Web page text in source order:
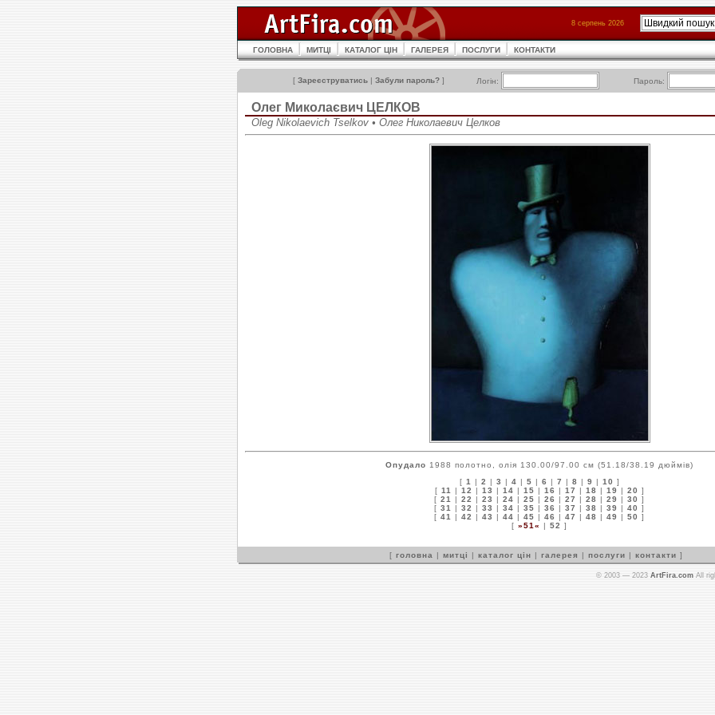
8 серпень 2026
ГОЛОВНА МИТЦІ КАТАЛОГ ЦІН ГАЛЕРЕЯ ПОСЛУГИ КОНТАКТИ
[ Зареєструватись | Забули пароль? ] Логін: Пароль:
Олег Миколаєвич ЦЕЛКОВ
Oleg Nikolaevich Tselkov • Олег Николаевич Целков
Опудало 1988 полотно, олія 130.00/97.00 см (51.18/38.19 дюймів)
[ 1 | 2 | 3 | 4 | 5 | 6 | 7 | 8 | 9 | 10 ]
[ 11 | 12 | 13 | 14 | 15 | 16 | 17 | 18 | 19 | 20 ]
[ 21 | 22 | 23 | 24 | 25 | 26 | 27 | 28 | 29 | 30 ]
[ 31 | 32 | 33 | 34 | 35 | 36 | 37 | 38 | 39 | 40 ]
[ 41 | 42 | 43 | 44 | 45 | 46 | 47 | 48 | 49 | 50 ]
[ »51« | 52 ]
[ головна | митці | каталог цін | галерея | послуги | контакти ]
© 2003 — 2023 ArtFira.com All